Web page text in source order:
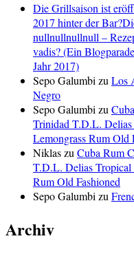
Die Grillsaison ist
2017 hinter der
nullnullnullnull –
vadis? (Ein
Jahr 2017)
Sepo GalumbizuLos
Negro
Sepo Galumbizu
Trinidad T.D.L. Delias
Lemongrass Rum Old
NiklaszuCuba Rum
T.D.L. Delias Tropical
Rum Old Fashioned
Sepo Galumbizu
Archiv